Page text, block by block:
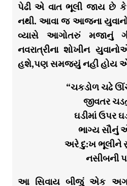
પેઢી એ વાત ભૂલી જાય છે
નથી. આવા જ આજના
વ્યાસે આગોતરું મજાનું
નવરાત્રીના શોખીન
હશે,પણ સમજ્યું નહીં હોય
“ચકડોળ ચઢે
જીવતર
ઘડીમાં ઉપર
ભાગ્ય સૌનું
અરે દુ:ખ ભૂલીને
નસીબની
આ સિવાય બીજું એક